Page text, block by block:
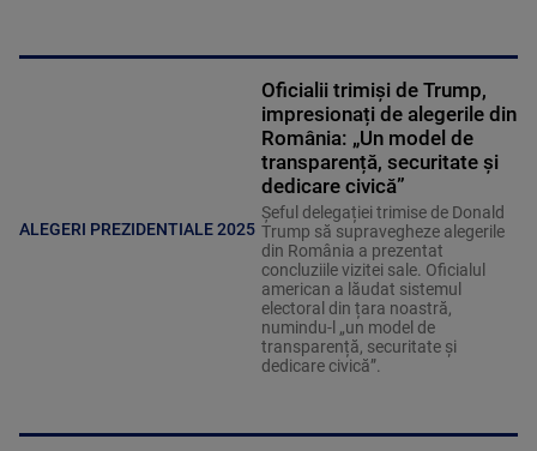
ALEGERI PREZIDENTIALE 2025
Oficialii trimiși de Trump,
impresionați de alegerile din
România: „Un model de
transparență, securitate și
dedicare civică”
Șeful delegației trimise de Donald
Trump să supravegheze alegerile
din România a prezentat
concluziile vizitei sale. Oficialul
american a lăudat sistemul
electoral din țara noastră,
numindu-l „un model de
transparență, securitate și
dedicare civică”.